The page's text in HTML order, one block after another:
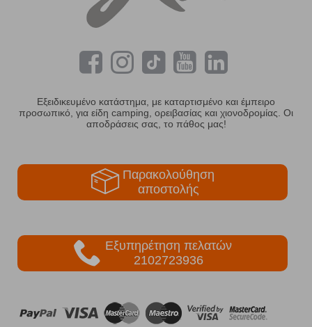
Εξειδικευμένο κατάστημα, με καταρτισμένο και έμπειρο
προσωπικό, για είδη camping, ορειβασίας και χιονοδρομίας. Οι
αποδράσεις σας, το πάθος μας!
Παρακολούθηση
αποστολής
Εξυπηρέτηση πελατών
2102723936